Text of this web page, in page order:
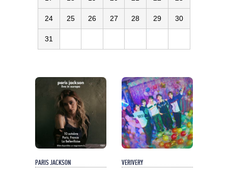
24 25 26 27 28 29 30
31
PARIS JACKSON
VERIVERY